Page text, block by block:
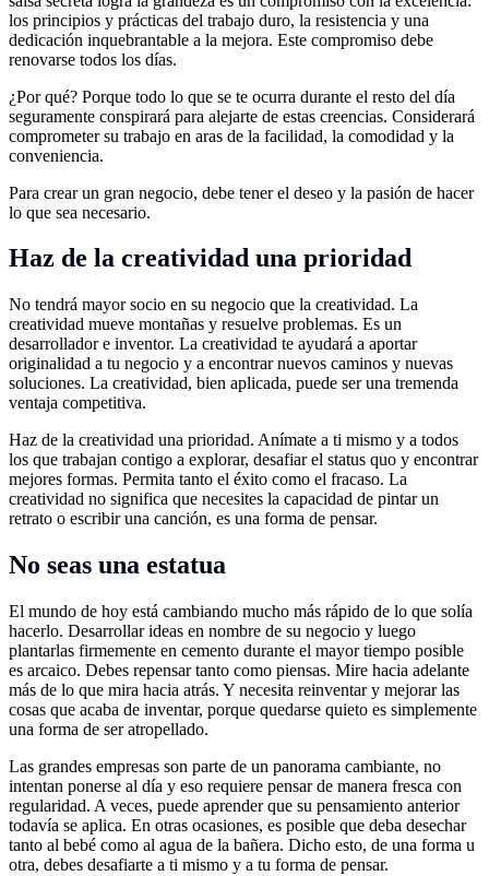
los principios y prácticas del trabajo duro, la resistencia y una
dedicación inquebrantable a la mejora. Este compromiso debe
renovarse todos los días.
¿Por qué? Porque todo lo que se te ocurra durante el resto del día
seguramente conspirará para alejarte de estas creencias. Considerará
comprometer su trabajo en aras de la facilidad, la comodidad y la
conveniencia.
Para crear un gran negocio, debe tener el deseo y la pasión de hacer
lo que sea necesario.
Haz de la creatividad una prioridad
No tendrá mayor socio en su negocio que la creatividad. La
creatividad mueve montañas y resuelve problemas. Es un
desarrollador e inventor. La creatividad te ayudará a aportar
originalidad a tu negocio y a encontrar nuevos caminos y nuevas
soluciones. La creatividad, bien aplicada, puede ser una tremenda
ventaja competitiva.
Haz de la creatividad una prioridad. Anímate a ti mismo y a todos
los que trabajan contigo a explorar, desafiar el status quo y encontrar
mejores formas. Permita tanto el éxito como el fracaso. La
creatividad no significa que necesites la capacidad de pintar un
retrato o escribir una canción, es una forma de pensar.
No seas una estatua
El mundo de hoy está cambiando mucho más rápido de lo que solía
hacerlo. Desarrollar ideas en nombre de su negocio y luego
plantarlas firmemente en cemento durante el mayor tiempo posible
es arcaico. Debes repensar tanto como piensas. Mire hacia adelante
más de lo que mira hacia atrás. Y necesita reinventar y mejorar las
cosas que acaba de inventar, porque quedarse quieto es simplemente
una forma de ser atropellado.
Las grandes empresas son parte de un panorama cambiante, no
intentan ponerse al día y eso requiere pensar de manera fresca con
regularidad. A veces, puede aprender que su pensamiento anterior
todavía se aplica. En otras ocasiones, es posible que deba desechar
tanto al bebé como al agua de la bañera. Dicho esto, de una forma u
otra, debes desafiarte a ti mismo y a tu forma de pensar.